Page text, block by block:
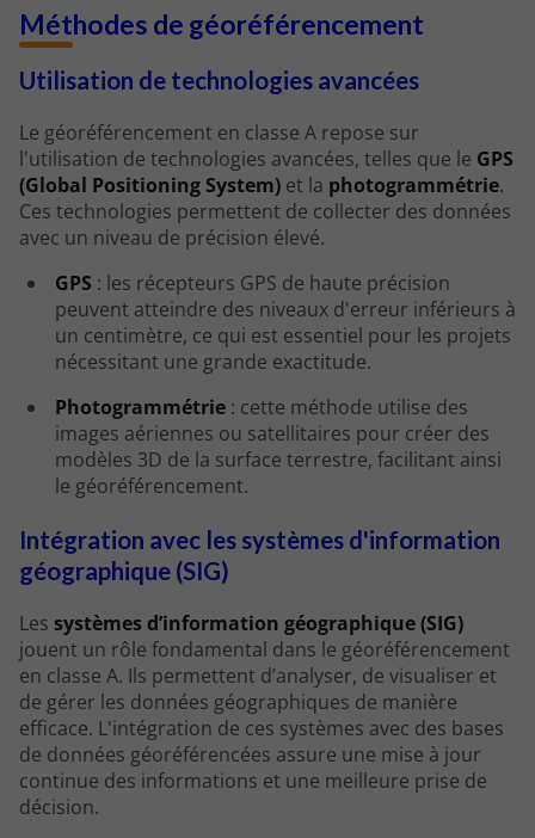
Méthodes de géoréférencement
Utilisation de technologies avancées
Le géoréférencement en classe A repose sur
l'utilisation de technologies avancées, telles que le GPS
(Global Positioning System) et la photogrammétrie.
Ces technologies permettent de collecter des données
avec un niveau de précision élevé.
GPS : les récepteurs GPS de haute précision
peuvent atteindre des niveaux d'erreur inférieurs à
un centimètre, ce qui est essentiel pour les projets
nécessitant une grande exactitude.
Photogrammétrie: cette méthode utilise des
images aériennes ou satellitaires pour créer des
modèles 3D de la surface terrestre, facilitant ainsi
le géoréférencement.
Intégration avec les systèmes d'information
géographique (SIG)
Les systèmes d’information géographique (SIG)
jouent un rôle fondamental dans le géoréférencement
en classe A. Ils permettent d’analyser, de visualiser et
de gérer les données géographiques de manière
efficace. L'intégration de ces systèmes avec des bases
de données géoréférencées assure une mise à jour
continue des informations et une meilleure prise de
décision.